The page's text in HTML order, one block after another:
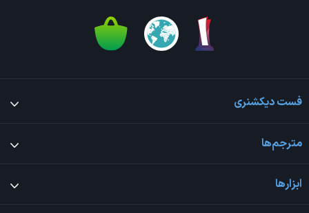
فست دیکشنری
مترجم‌ها
ابزارها